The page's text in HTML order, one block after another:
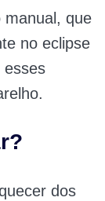
que
no eclipse
esses
dos